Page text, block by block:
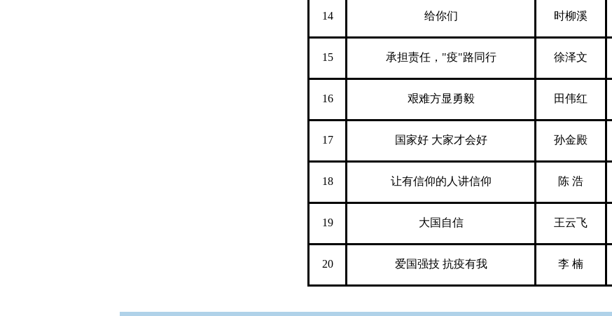
14 给你们 时柳溪
15 承担责任，"疫"路同行 徐泽文
16 艰难方显勇毅 田伟红
17 国家好 大家才会好 孙金殿
18 让有信仰的人讲信仰 陈 浩
19 大国自信 王云飞
20 爱国强技 抗疫有我 李 楠